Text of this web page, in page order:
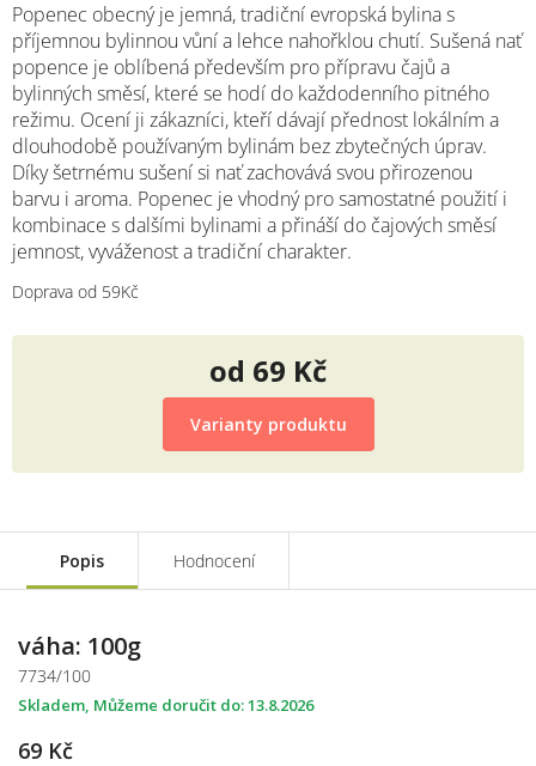
Popenec obecný je jemná, tradiční evropská bylina s
příjemnou bylinnou vůní a lehce nahořklou chutí. Sušená nať
popence je oblíbená především pro přípravu čajů a
bylinných směsí, které se hodí do každodenního pitného
režimu. Ocení ji zákazníci, kteří dávají přednost lokálním a
dlouhodobě používaným bylinám bez zbytečných úprav.
Díky šetrnému sušení si nať zachovává svou přirozenou
barvu i aroma. Popenec je vhodný pro samostatné použití i
kombinace s dalšími bylinami a přináší do čajových směsí
jemnost, vyváženost a tradiční charakter.
Doprava od 59Kč
od 69 Kč
Měrná
cena:
Varianty produktu
Popis Hodnocení
váha: 100g
7734/100
69 Kč
Skladem 13.8.2026